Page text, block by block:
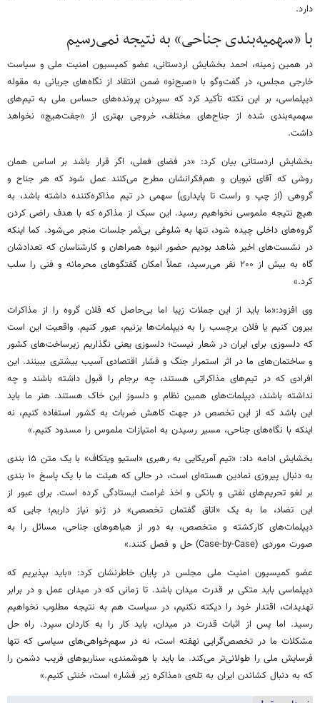
دارد.
با «سهمیه‌بندی جناحی» به نتیجه نمی‌رسیم
در همین زمینه، احمد بخشایش اردستانی، عضو کمیسیون امنیت ملی و سیاست
خارجی مجلس، در گفت‌وگو با «صبح‌نو» ضمن انتقاد از نگاه‌های جریانی به مقوله
دیپلماسی، بر این نکته تأکید کرد که سپردن پرونده‌های حساس ملی به تیم‌های
سهمیه‌بندی شده از جناح‌های مختلف، خروجی بهتری از «جفت‌هیچ» نخواهد
داشت.
بخشایش اردستانی بیان کرد: «در فضای فعلی، اگر قرار باشد بر اساس همان
روشی که آقای نبویان و هم‌فکرانشان مطرح می‌کنند عمل شود که هر جناح و
گروهی (از چپ و راست تا پایداری) سهمی در تیم مذاکره‌کننده داشته باشد، به
هیچ نتیجه ملموسی نخواهیم رسید. این سبک از مذاکره که با هدف راضی کردن
گروه‌های داخلی چیده شود، تنها به شلوغی بی‌ثمر جلسات منجر می‌شود. کما اینکه
در نشست‌های اخیر شاهد بودیم حضور انبوه همراهان و کارشناسان که تعدادشان
گاه به بیش از ۲۰۰ نفر می‌رسید، عملاً امکان گفتگوهای محرمانه و فنی را سلب
کرد.»
وی افزود:«ما باید از این جملات زیبا اما بی‌حاصل که فلان گروه را از مذاکرات
بیرون کنیم یا فلان برچسب را به دیپلمات‌ها بزنیم، عبور کنیم. واقعیت این است
که دلسوزی برای ایران در شعار نیست؛ دلسوزی یعنی نگذاریم زیرساخت‌های کشور
و ساختمان‌های ما در اثر استمرار جنگ و فشار اقتصادی آسیب بیشتری ببینند. این
افرادی که در تیم‌های مذاکراتی هستند، چه برجام را قبول داشته باشند و چه
نداشته باشند، دیپلمات‌های همین نظام و دلسوز این خاک هستند. هنر ما باید
این باشد که از این تخصص در جهت کاهش ضربات به کشور استفاده کنیم، نه
اینکه با نگاه‌های جناحی، مسیر رسیدن به امتیازات ملموس را مسدود کنیم.»
بخشایش ادامه داد: «تیم آمریکایی به رهبری «استیو ویتکاف» با یک متن ۱۵ بندی
به دنبال پیروزی نمادین هسته‌ای است، در حالی که هیئت ما با یک پاسخ ۱۰ بندی
بر لغو تحریم‌های نفتی و بانکی و اخذ غرامت ایستادگی کرده است. برای عبور از
این تضاد، ما به یک «اتاق گفتمان تخصصی» در ژنو نیاز داریم؛ جایی که
دیپلمات‌های کارکشته و متخصص، به دور از هیاهوهای جناحی، مسائل را به
صورت موردی (Case-by-Case) حل و فصل کنند.»
عضو کمیسیون امنیت ملی مجلس در پایان خاطرنشان کرد: «باید بپذیریم که
دیپلماسی باید متکی بر قدرت میدان باشد. تا زمانی که در میدان عمل و در برابر
تهدیدات، اقتدار خود را دیکته نکنیم، در سیاست هم به نتیجه مطلوب نخواهیم
رسید. اما پس از اثبات قدرت در میدان، باید کار را به کاردان سپرد. راه حل
مشکلات ما در تخصص‌گرایی نهفته است، نه در سهم‌خواهی‌های سیاسی که تنها
فرسایش ملی را طولانی‌تر می‌کند. ما باید با هوشمندی، سناریوهای فریب دشمن را
که به دنبال کشاندن ایران به تله‌ی «مذاکره زیر فشار» است، خنثی کنیم.»